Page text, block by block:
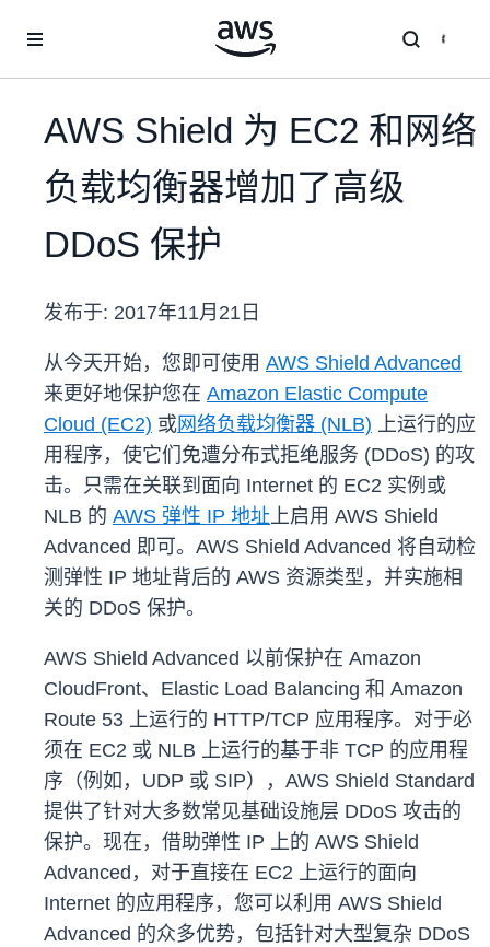
AWS Shield 为 EC2 和网络
负载均衡器增加了高级
DDoS 保护
发布于: 2017年11月21日
从今天开始，您即可使用 AWS Shield Advanced
来更好地保护您在 Amazon Elastic Compute
Cloud (EC2) 或网络负载均衡器 (NLB) 上运行的应
用程序，使它们免遭分布式拒绝服务 (DDoS) 的攻
击。只需在关联到面向 Internet 的 EC2 实例或
NLB 的 AWS 弹性 IP 地址上启用 AWS Shield
Advanced 即可。AWS Shield Advanced 将自动检
测弹性 IP 地址背后的 AWS 资源类型，并实施相
关的 DDoS 保护。
AWS Shield Advanced 以前保护在 Amazon
CloudFront、Elastic Load Balancing 和 Amazon
Route 53 上运行的 HTTP/TCP 应用程序。对于必
须在 EC2 或 NLB 上运行的基于非 TCP 的应用程
序（例如，UDP 或 SIP），AWS Shield Standard
提供了针对大多数常见基础设施层 DDoS 攻击的
保护。现在，借助弹性 IP 上的 AWS Shield
Advanced，对于直接在 EC2 上运行的面向
Internet 的应用程序，您可以利用 AWS Shield
Advanced 的众多优势，包括针对大型复杂 DDoS